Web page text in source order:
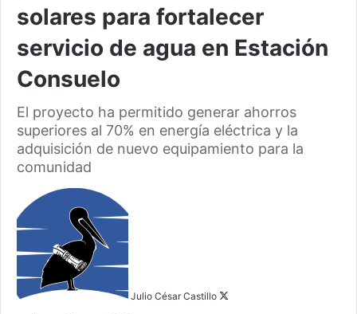
solares para fortalecer
servicio de agua en Estación
Consuelo
El proyecto ha permitido generar ahorros
superiores al 70% en energía eléctrica y la
adquisición de nuevo equipamiento para la
comunidad
Julio César Castillo